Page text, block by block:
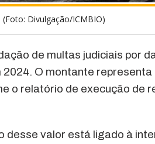
Divulgação/ICMBIO)
de multas judiciais por
2024. O montante
o relatório de execução de
desse valor está ligado à